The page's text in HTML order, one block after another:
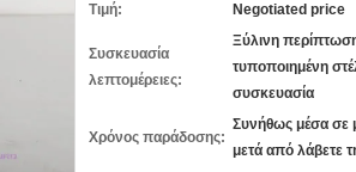
Τιμή: Negotiated price
Συσκευασία
λεπτομέρειες:
Ξύλινη
τυποποιημένη
συσκευασία
Χρόνος παράδοσης:
Συνήθως μέσα σε
μετά από λάβετε